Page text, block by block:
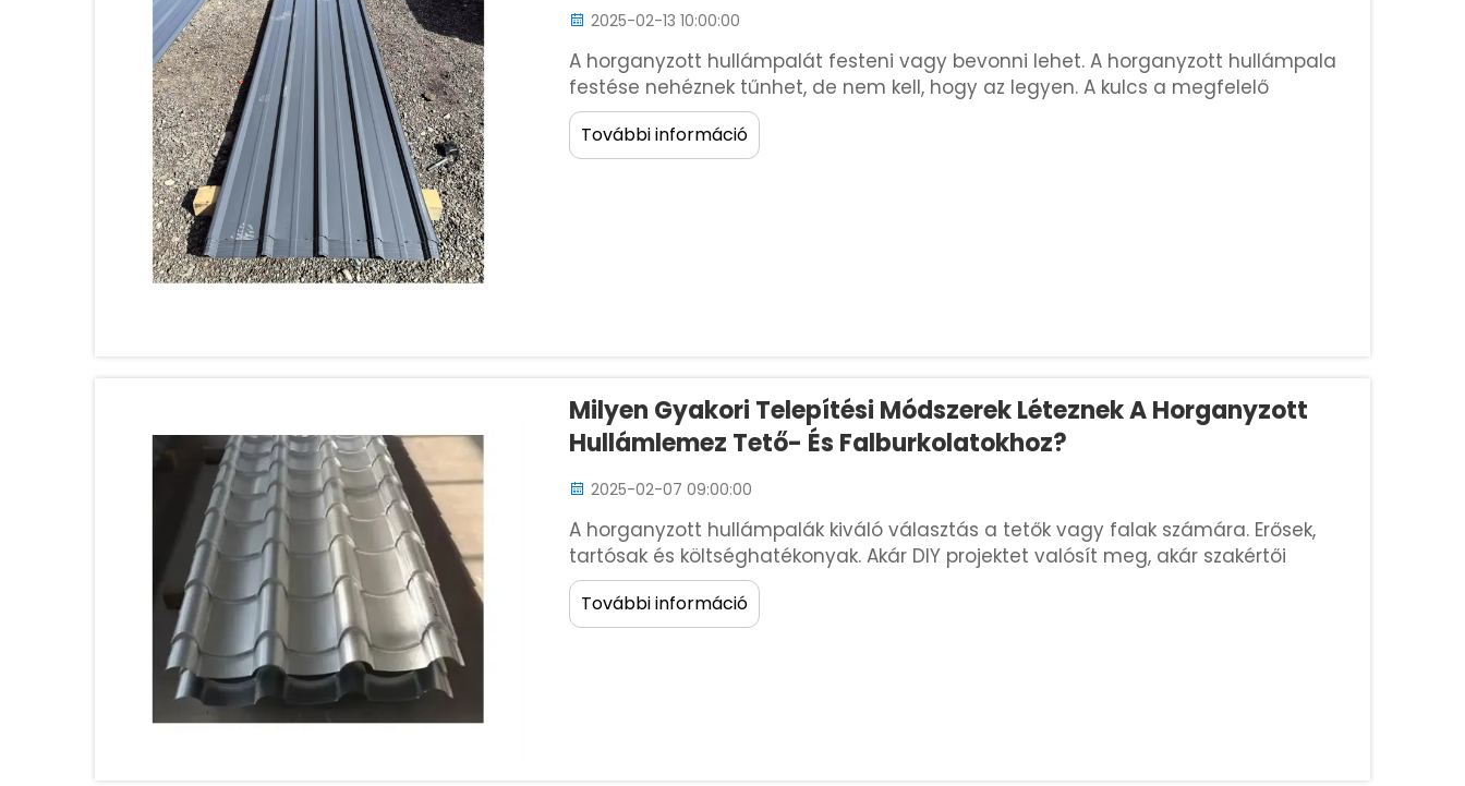
2025-02-13 10:00:00
A horganyzott hullámpalát festeni vagy bevonni lehet. A horganyzott hullámpala
festése nehéznek tűnhet, de nem kell, hogy az legyen. A kulcs a megfelelő
előkészítés. Enélkül a festék nem fog tapadni, és rozsda jelenhet meg. Szüksége
lesz a ...
További információ
Milyen Gyakori Telepítési Módszerek Léteznek A Horganyzott
Hullámlemez Tető- És Falburkolatokhoz?
2025-02-07 09:00:00
A horganyzott hullámpalák kiváló választás a tetők vagy falak számára. Erősek,
tartósak és költséghatékonyak. Akár DIY projektet valósít meg, akár szakértői
segítséget vesz igénybe, a megfelelő felszerelési módszerek ismerete biztosítja a
További információ